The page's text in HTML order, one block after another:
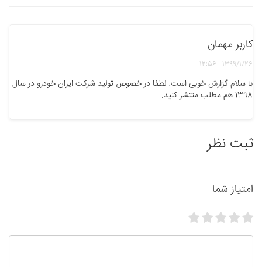
کاربر مهمان
1399/1/26 - 12:56
با سلام گزارش خوبی است. لطفا در خصوص تولید شرکت ایران خودرو در سال
1398 هم مطلب منتشر کنید.
ثبت نظر
امتیاز شما